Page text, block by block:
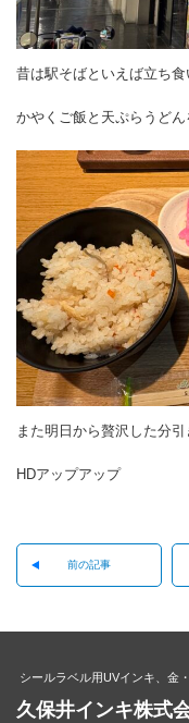
昔は駅そばといえば立ち食
かやくご飯と天ぷらうどん
また明日から贅沢した分
HDアップアップ
前の記事
シールラベル用UVインキ、金
久保井インキ株式